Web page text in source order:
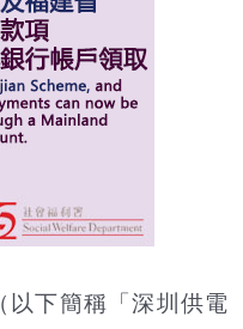
以下簡稱「深圳供電